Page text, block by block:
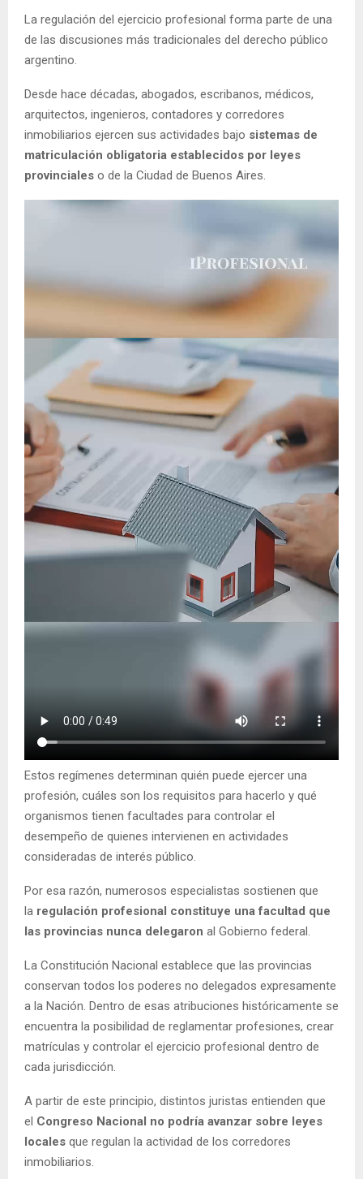
La regulación del ejercicio profesional forma parte de una
de las discusiones más tradicionales del derecho público
argentino.
Desde hace décadas, abogados, escribanos, médicos,
arquitectos, ingenieros, contadores y corredores
inmobiliarios ejercen sus actividades bajo sistemas de
matriculación obligatoria establecidos por leyes
provinciales o de la Ciudad de Buenos Aires.
Estos regímenes determinan quién puede ejercer una
profesión, cuáles son los requisitos para hacerlo y qué
organismos tienen facultades para controlar el
desempeño de quienes intervienen en actividades
consideradas de interés público.
Por esa razón, numerosos especialistas sostienen que
la regulación profesional constituye una facultad que
las provincias nunca delegaron al Gobierno federal.
La Constitución Nacional establece que las provincias
conservan todos los poderes no delegados expresamente
a la Nación. Dentro de esas atribuciones históricamente se
encuentra la posibilidad de reglamentar profesiones, crear
matrículas y controlar el ejercicio profesional dentro de
cada jurisdicción.
A partir de este principio, distintos juristas entienden que
el Congreso Nacional no podría avanzar sobre leyes
locales que regulan la actividad de los corredores
inmobiliarios.